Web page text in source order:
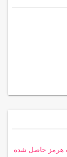
هرمز حاصل شده